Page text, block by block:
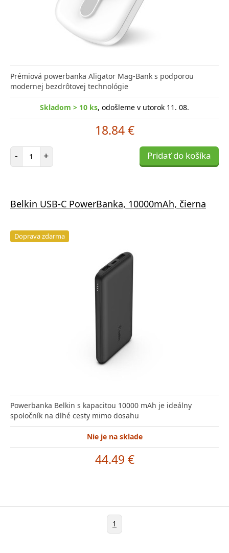
Prémiová powerbanka Aligator Mag-Bank s podporou
modernej bezdrôtovej technológie
Skladom > 10 ks, odošleme v utorok 11. 08.
18.84 €
- Počet položiek
+ Pridať do košíka
Belkin USB-C PowerBanka, 10000mAh, čierna
Doprava zdarma
Powerbanka Belkin s kapacitou 10000 mAh je ideálny
spoločník na dlhé cesty mimo dosahu
Nie je na sklade
44.49 €
1